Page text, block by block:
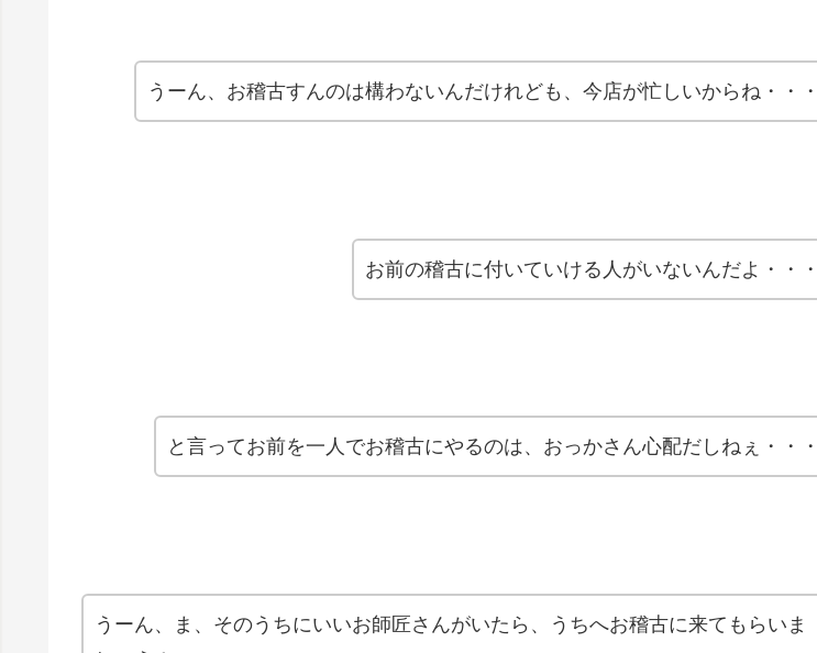
うーん、お稽古すんのは構わないんだけれども、今店が忙しいからね・・・
お前の稽古に付いていける人がいないんだよ・・・
と言ってお前を一人でお稽古にやるのは、おっかさん心配だしねぇ・・・
うーん、ま、そのうちにいいお師匠さんがいたら、うちへお稽古に来てもらいま